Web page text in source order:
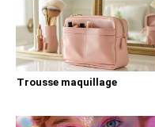
Trousse maquillage